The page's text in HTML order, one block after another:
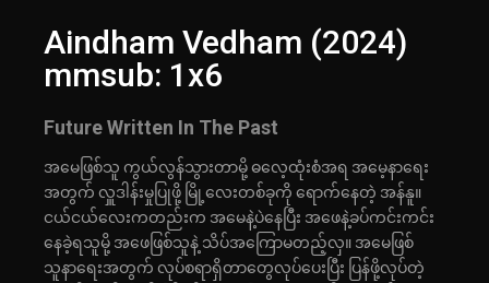
Aindham Vedham (2024)
mmsub: 1x6
Future Written In The Past
အမေဖြစ်သူ ကွယ်လွန်သွားတာမို့ ဓလေ့ထုံးစံအရ အမေ့နာရေး
အတွက် လှူဒါန်းမှုပြုဖို့ မြို့လေးတစ်ခုကို ရောက်နေတဲ့ အန်နူ။
ငယ်ငယ်လေးကတည်းက အမေနဲ့ပဲနေပြီး အဖေနဲ့ခပ်ကင်းကင်း
နေခဲ့ရသူမို့ အဖေဖြစ်သူနဲ့ သိပ်အကြောမတည့်လှ။ အမေဖြစ်
သူနာရေးအတွက် လုပ်စရာရှိတာတွေလုပ်ပေးပြီး ပြန်ဖို့လုပ်တဲ့